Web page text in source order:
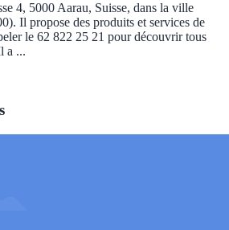
4, 5000 Aarau, Suisse, dans la ville
Il propose des produits et services de
le 62 822 25 21 pour découvrir tous
a ...